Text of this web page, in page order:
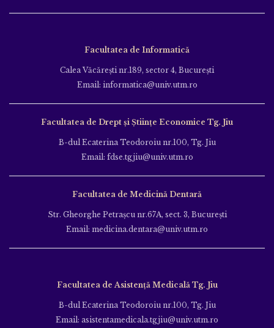
Facultatea de Informatică
Calea Văcăreşti nr.189, sector 4, Bucureşti
Email: informatica@univ.utm.ro
Facultatea de Drept și Științe Economice Tg. Jiu
B-dul Ecaterina Teodoroiu nr.100, Tg. Jiu
Email: fdse.tgjiu@univ.utm.ro
Facultatea de Medicină Dentară
Str. Gheorghe Petraşcu nr.67A, sect. 3, Bucureşti
Email: medicina.dentara@univ.utm.ro
Facultatea de Asistență Medicală Tg. Jiu
B-dul Ecaterina Teodoroiu nr.100, Tg. Jiu
Email: asistentamedicala.tgjiu@univ.utm.ro